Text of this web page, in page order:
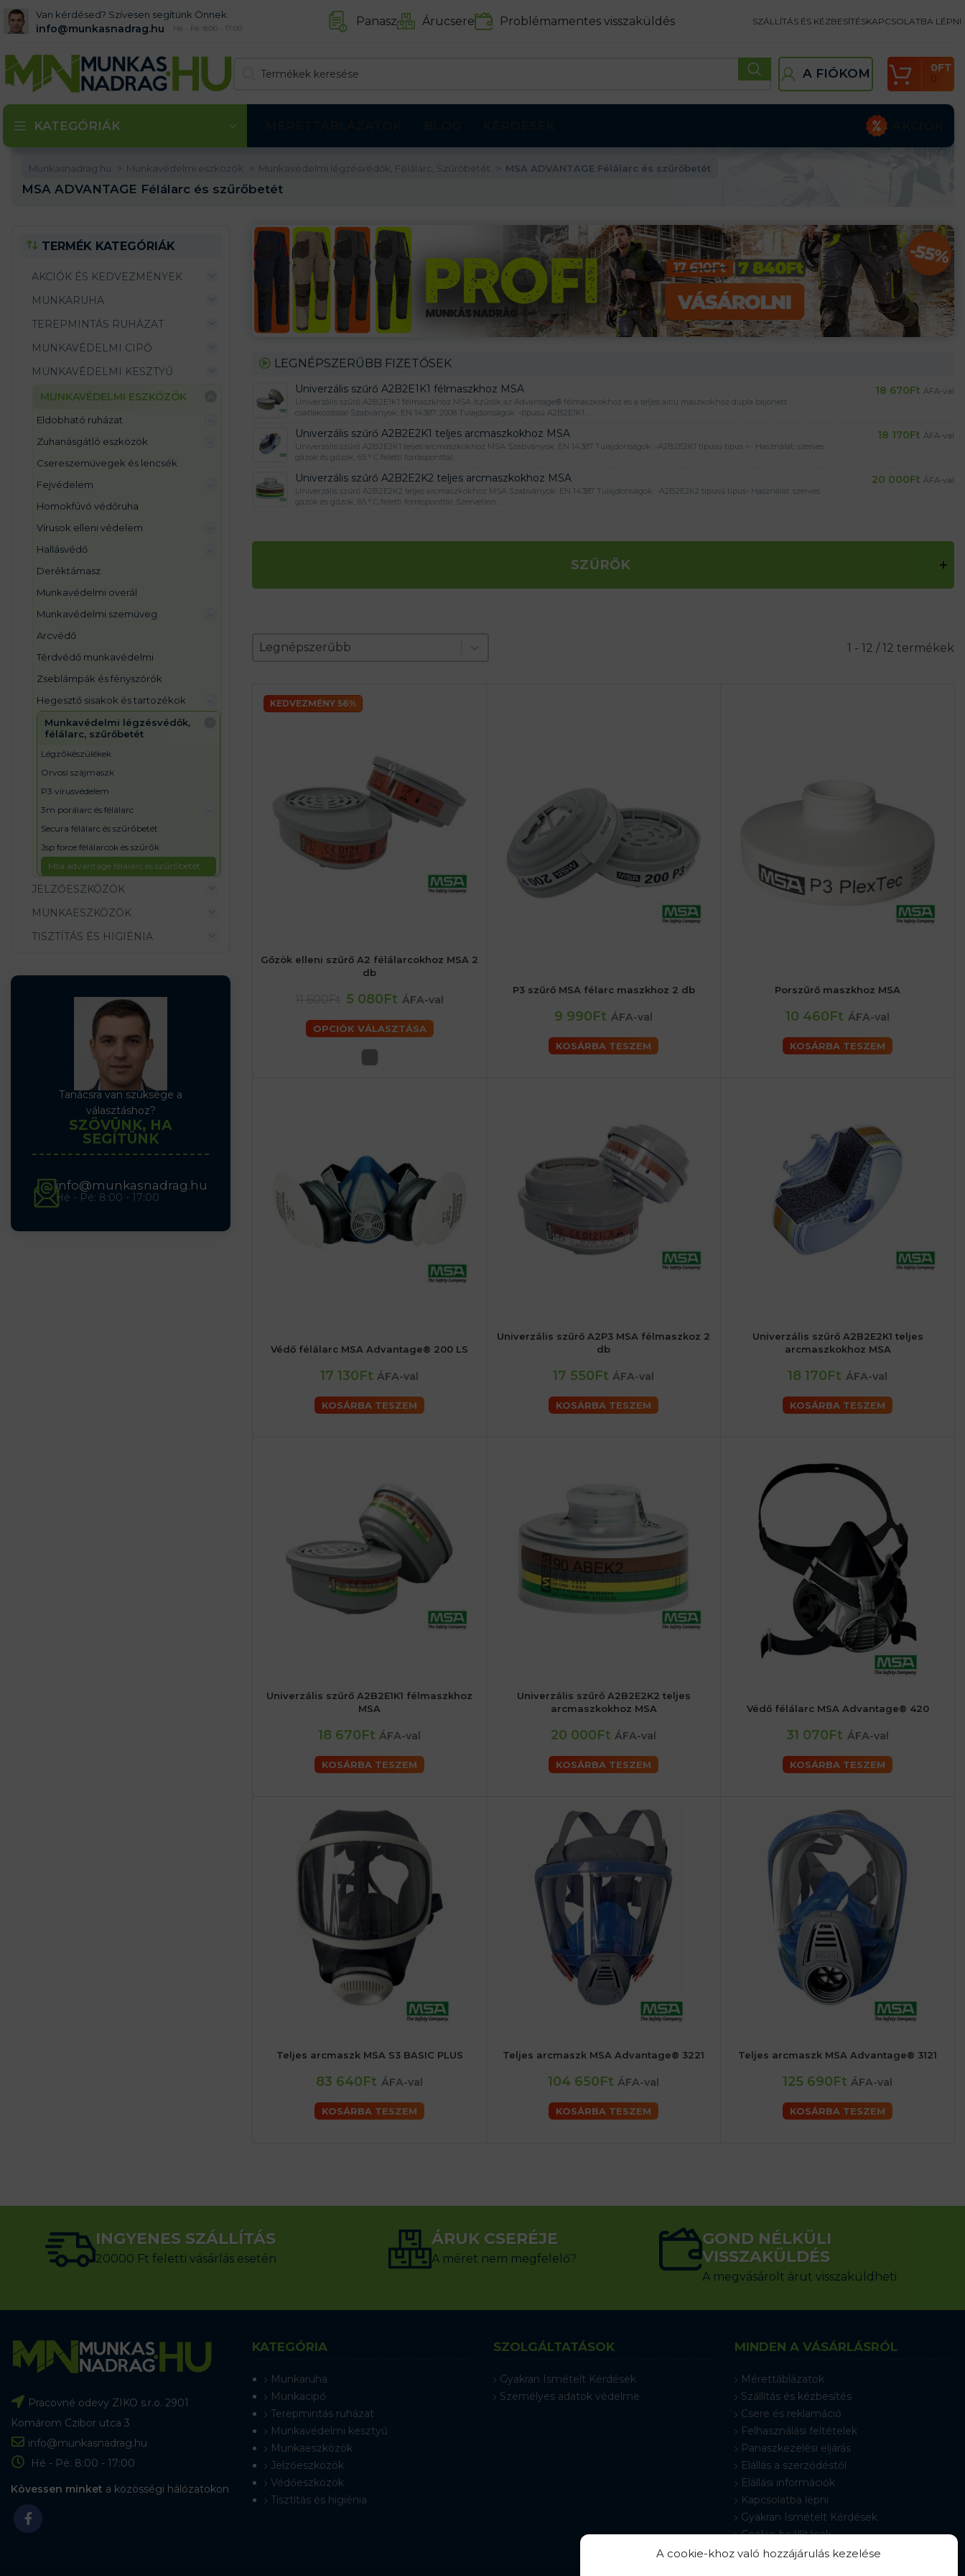
A cookie-khoz való hozzájárulás kezelése
Van kérdésed? Szívesen segítünk Önnek.
info@munkasnadrag.hu Hé - Pé: 8:00 - 17:00 Panasz Árucsere Problémamentes visszaküldés SZÁLLÍTÁS ÉS KÉZBESÍTÉSKAPCSOLATBA LÉPNI
A FIÓKOM 0
0FT
KATEGÓRIÁK
Munkasnadrag.hu Munkavédelmi eszközök Munkavédelmi légzésvédők, Félálarc, Szűrőbetét MSA ADVANTAGE Félálarc és szűrőbetét
MSA ADVANTAGE Félálarc és szűrőbetét
TERMÉK KATEGÓRIÁK
AKCIÓK ÉS KEDVEZMÉNYEK
MUNKARUHA
TEREPMINTÁS RUHÁZAT
MUNKAVÉDELMI CIPŐ
MUNKAVÉDELMI KESZTYŰ
MUNKAVÉDELMI ESZKÖZÖK
eldobható ruházat
zuhanásgátló eszközök
csereszemüvegek és lencsék
fejvédelem
homokfúvó védőruha
vírusok elleni védelem
hallásvédő
deréktámasz
munkavédelmi overál
munkavédelmi szemüveg
arcvédő
térdvédő munkavédelmi
zseblámpák és fényszórók
hegesztő sisakok és tartozékok
munkavédelmi légzésvédők,
félálarc, szűrőbetét
légzőkészülékek
orvosi szájmaszk
p3 vírusvédelem
3m porálarc és félálarc
secura félálarc és szűrőbetét
jsp force félálarcok és szűrők
msa advantage félálarc és szűrőbetét
JELZŐESZKÖZÖK
MUNKAESZKÖZÖK
TISZTÍTÁS ÉS HIGIÉNIA
Tanácsra van szüksége a
választáshoz?
SZÖVÜNK, HA
SEGÍTÜNK
info@munkasnadrag.hu
Hé - Pé: 8:00 - 17:00
LEGNÉPSZERŰBB FIZETŐSEK
Univerzális szűrő A2B2E1K1 félmaszkhoz MSA
Univerzális szűrő A2B2E1K1 félmaszkhoz MSA /szűrők az Advantage® félmaszkokhoz és a teljes arcú maszkokhoz dupla bajonett
csatlakozással Szabványok: EN 14387: 2008 Tulajdonságok: -típusú A2B2E1K1…
18 670Ft ÁFA-val
Univerzális szűrő A2B2E2K1 teljes arcmaszkokhoz MSA
Univerzális szűrő A2B2E2K1 teljes arcmaszkokhoz MSA Szabványok: EN 14387 Tulajdonságok: -A2B2E2K1 típusú típus >- Használat: szerves
gázok és gőzök, 65 ° C feletti forrásponttal;…
18 170Ft ÁFA-val
Univerzális szűrő A2B2E2K2 teljes arcmaszkokhoz MSA
Univerzális szűrő A2B2E2K2 teljes arcmaszkokhoz MSA Szabványok: EN 14387 Tulajdonságok: -A2B2E2K2 típusú típus- Használat: szerves
gázok és gőzök, 65 ° C feletti forrásponttal; Szervetlen…
20 000Ft ÁFA-val
SZŰRŐK
Zoradenie produktov
Sort content
Legnépszerűbb
Sort content 1 - 12 / 12 termékek
KEDVEZMÉNY 56%
Gőzök elleni szűrő A2 félálarcokhoz MSA 2
db
5 080Ft ÁFA-val
OPCIÓK VÁLASZTÁSA
P3 szűrő MSA félarc maszkhoz 2 db
9 990Ft ÁFA-val
KOSÁRBA TESZEM
Porszűrő maszkhoz MSA
10 460Ft ÁFA-val
KOSÁRBA TESZEM
Védő félálarc MSA Advantage® 200 LS
17 130Ft ÁFA-val
KOSÁRBA TESZEM
Univerzális szűrő A2P3 MSA félmaszkoz 2
db
17 550Ft ÁFA-val
KOSÁRBA TESZEM
Univerzális szűrő A2B2E2K1 teljes
arcmaszkokhoz MSA
18 170Ft ÁFA-val
KOSÁRBA TESZEM
Univerzális szűrő A2B2E1K1 félmaszkhoz
MSA
18 670Ft ÁFA-val
KOSÁRBA TESZEM
Univerzális szűrő A2B2E2K2 teljes
arcmaszkokhoz MSA
20 000Ft ÁFA-val
KOSÁRBA TESZEM
Védő félálarc MSA Advantage® 420
31 070Ft ÁFA-val
KOSÁRBA TESZEM
Teljes arcmaszk MSA S3 BASIC PLUS
83 640Ft ÁFA-val
KOSÁRBA TESZEM
Teljes arcmaszk MSA Advantage® 3221
104 650Ft ÁFA-val
KOSÁRBA TESZEM
Teljes arcmaszk MSA Advantage® 3121
125 690Ft ÁFA-val
KOSÁRBA TESZEM
INGYENES SZÁLLÍTÁS
20000 Ft feletti vásárlás esetén
ÁRUK CSERÉJE
A méret nem megfelelő?
GOND NÉLKÜLI
VISSZAKÜLDÉS
A megvásárolt árut visszaküldheti
Pracovné odevy ZIKO s.r.o. 2901
Komárom Czibor utca 3
info@munkasnadrag.hu
Hé - Pé: 8:00 - 17:00
Kövessen minket a közösségi hálózatokon
KATEGÓRIA
Munkaruha
Munkacipő
Terepmintás ruházat
Munkavédelmi kesztyű
Munkaeszközök
Jelzőeszközök
Védőeszközök
Tisztítás és higiénia
SZOLGÁLTATÁSOK
Gyakran Ismételt Kérdések
Személyes adatok védelme
MINDEN A VÁSÁRLÁSRÓL
Mérettáblázatok
Szállítás és kézbesítés
Csere és reklamáció
Felhasználási feltételek
Panaszkezelési eljárás
Elállás a szerződéstől
Elállási információk
Kapcsolatba lépni
Gyakran Ismételt Kérdések
Cookie-beállítások